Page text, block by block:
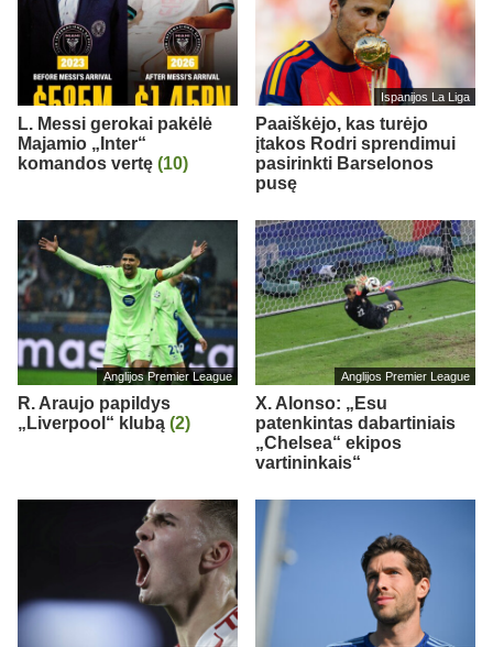
L. Messi gerokai pakėlė
Majamio „Inter“
komandos vertę (10)
Ispanijos La Liga
Paaiškėjo, kas turėjo
įtakos Rodri sprendimui
pasirinkti Barselonos
pusę
Anglijos Premier League
R. Araujo papildys
„Liverpool“ klubą (2)
Anglijos Premier League
X. Alonso: „Esu
patenkintas dabartiniais
„Chelsea“ ekipos
vartininkais“